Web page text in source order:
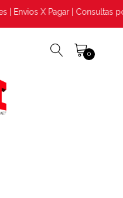
X Pagar | Consultas por
0